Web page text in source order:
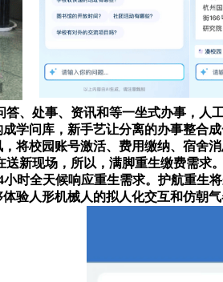
、处事、资讯和等一坐式办事，
学问库，新手艺让分离的办事整合
将校园账号激活、费用缴纳、宿舍
新现场，所以，满脚重生缴费需
时全天候响应重生需求。护航重生
验人形机械人的拟人化交互和仿朝